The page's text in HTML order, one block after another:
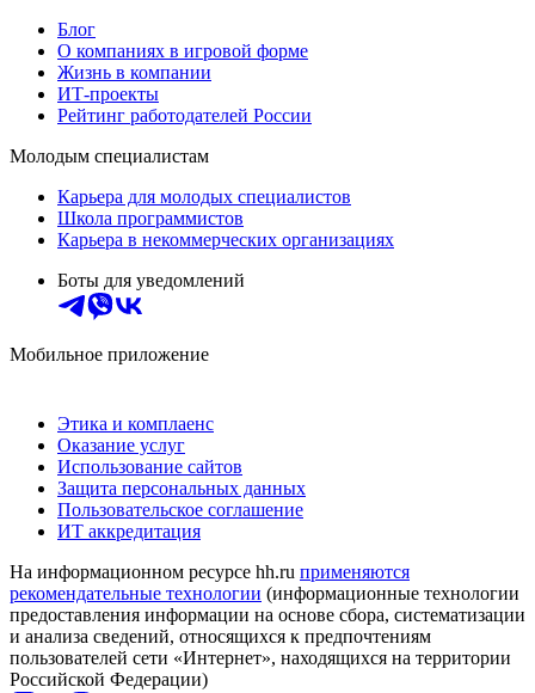
Блог
О компаниях в игровой форме
Жизнь в компании
ИТ-проекты
Рейтинг работодателей России
Молодым специалистам
Карьера для молодых специалистов
Школа программистов
Карьера в некоммерческих организациях
Боты для уведомлений
Мобильное приложение
Этика и комплаенс
Оказание услуг
Использование сайтов
Защита персональных данных
Пользовательское соглашение
ИТ аккредитация
На информационном ресурсе hh.ru применяются
рекомендательные технологии (информационные технологии
предоставления информации на основе сбора, систематизации
и анализа сведений, относящихся к предпочтениям
пользователей сети «Интернет», находящихся на территории
Российской Федерации)